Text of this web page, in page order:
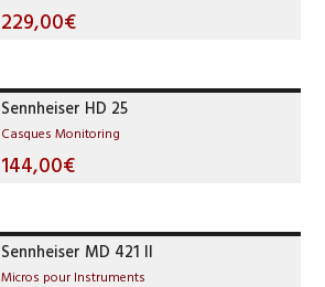
229,00€
Sennheiser HD 25
Casques Monitoring
144,00€
Sennheiser MD 421 II
Micros pour Instruments